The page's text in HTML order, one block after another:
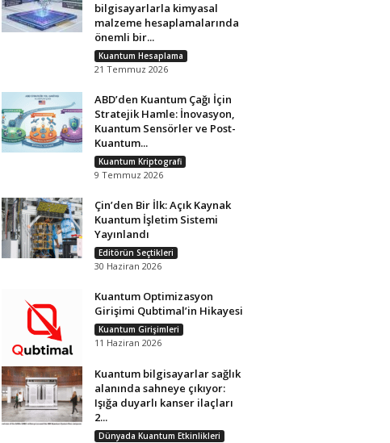
bilgisayarlarla kimyasal
malzeme hesaplamalarında
önemli bir...
Kuantum Hesaplama
21 Temmuz 2026
ABD’den Kuantum Çağı İçin
Stratejik Hamle: İnovasyon,
Kuantum Sensörler ve Post-
Kuantum...
Kuantum Kriptografi
9 Temmuz 2026
Çin’den Bir İlk: Açık Kaynak
Kuantum İşletim Sistemi
Yayınlandı
Editörün Seçtikleri
30 Haziran 2026
Kuantum Optimizasyon
Girişimi Qubtimal’in Hikayesi
Kuantum Girişimleri
11 Haziran 2026
Kuantum bilgisayarlar sağlık
alanında sahneye çıkıyor:
Işığa duyarlı kanser ilaçları
2...
Dünyada Kuantum Etkinlikleri